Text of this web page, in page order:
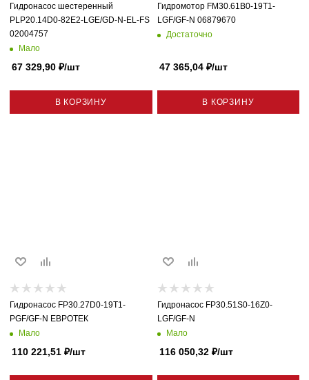
Гидронасос шестеренный
PLP20.14D0-82E2-LGE/GD-N-EL-FS
02004757
Мало
67 329,90 ₽/шт
В КОРЗИНУ
Гидромотор FM30.61B0-19T1-
LGF/GF-N 06879670
Достаточно
47 365,04₽/шт
В КОРЗИНУ
Гидронасос FP30.27D0-19T1-
PGF/GF-N ЕВРОТЕК
Мало
110 221,51 ₽/шт
Гидронасос FP30.51S0-16Z0-
LGF/GF-N
Мало
116 050,32₽/шт